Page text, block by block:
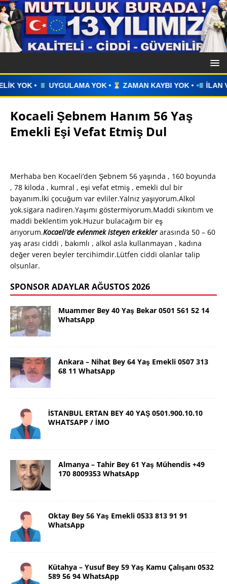
YOK • ZAMAN KAYBI YOK • İLAN VERİN • WHATSAPP
Kocaeli Şebnem Hanım 56 Yaş
Emekli Eşi Vefat Etmiş Dul
Merhaba ben Kocaeli’den Şebnem 56 yaşında , 160 boyunda
, 78 kiloda , kumral , eşi vefat etmiş , emekli dul bir
bayanım.İki çocuğum var evliler.Yalnız yaşıyorum.Alkol
yok.sigara nadiren.Yaşımı göstermiyorum.Maddi sıkıntım ve
maddi beklentim yok.Huzur bulacağım bir eş
arıyorum.Kocaeli’de evlenmek isteyen erkeklerarasında 50 – 60
yaş arası ciddi , bakımlı , alkol asla kullanmayan , kadına
değer veren beyler tercihimdir.Lütfen ciddi olanlar talip
olsunlar.
SPONSOR ADAYLAR AĞUSTOS 2026
Muammer Bey 40 Yaş Bekar 0501 561 52 14
WhatsApp
Ankara – Nihat Bey 64 Yaş Emekli 0507 313
68 11 WhatsApp
İSTANBUL ERTAN BEY 40 YAŞ 0501.900.10.10
WHATSAPP / İMO
Almanya – Tahir Bey 61 Yaş Mühendis +49
170 8009353 WhatsApp
Oktay Bey 56 Yaş Emekli 0533 813 91 91
WhatsApp
Kütahya – Yusuf Bey 59 Yaş Kamu Çalışanı 0532
589 56 94 WhatsApp